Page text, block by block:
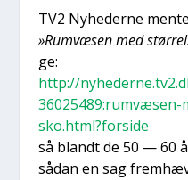
TV2 Nyhe­der­ne
»Rumvæ­sen med
ge:
http://
sko.html?forside
så blandt de 50 — 60
sådan en sag